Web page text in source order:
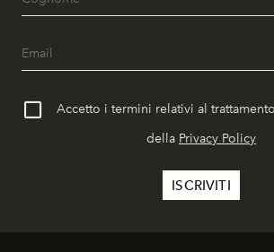
Accetto i termini relativi al
della Privacy Policy